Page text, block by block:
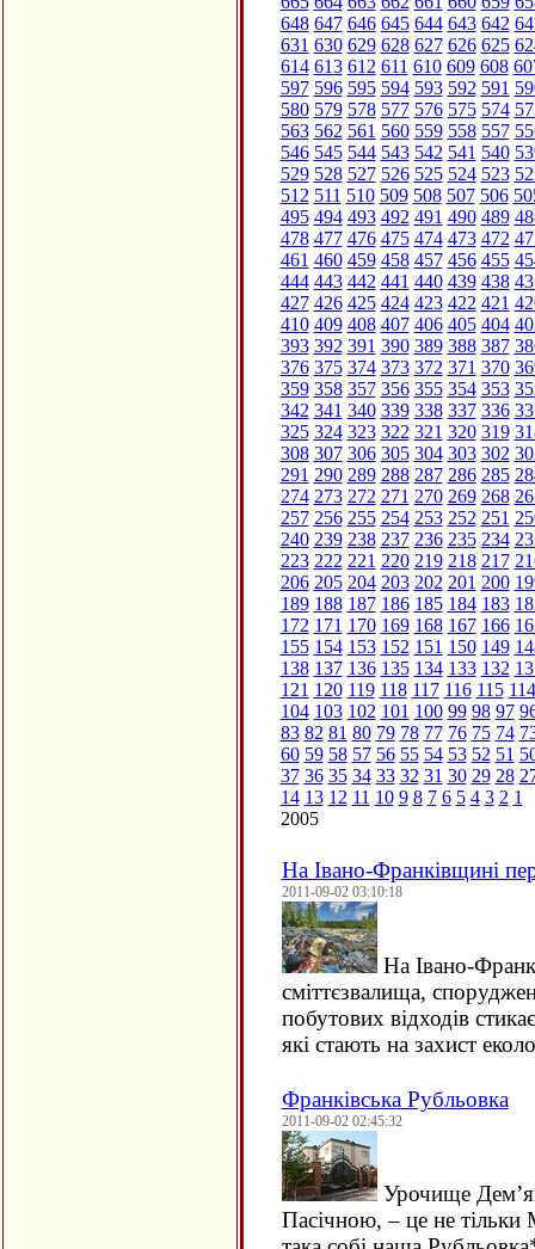
648 647 646 645 644 643 642
631 630 629 628 627 626 625
614 613 612 611 610 609 608
597 596 595 594 593 592 591
580 579 578 577 576 575 574
563 562 561 560 559 558 557
546 545 544 543 542 541 540
529 528 527 526 525 524 523
512 511 510 509 508 507 506
495 494 493 492 491 490 489
478 477 476 475 474 473 472
461 460 459 458 457 456 455
444 443 442 441 440 439 438
427 426 425 424 423 422 421
410 409 408 407 406 405 404
393 392 391 390 389 388 387
376 375 374 373 372 371 370
359 358 357 356 355 354 353
342 341 340 339 338 337 336
325 324 323 322 321 320 319
308 307 306 305 304 303 302
291 290 289 288 287 286 285
274 273 272 271 270 269 268
257 256 255 254 253 252 251
240 239 238 237 236 235 234
223 222 221 220 219 218 217
206 205 204 203 202 201 200
189 188 187 186 185 184 183
172 171 170 169 168 167 166
155 154 153 152 151 150 149
138 137 136 135 134 133 132
121 120 119 118 117 116 115 114
104 103 102 101 100 99 98 97
83 82 81 80 79 78 77 76 75 74
60 59 58 57 56 55 54 53 52 51
37 36 35 34 33 32 31 30 29 28
14 13 12 11 10 9 8 7 6 5 4 3 2 1
2005
На Івано-Франківщині
2011-09-02 03:10:18
На Івано-
сміттєзвалища,
побутових відходів
які стають на захист
Франківська Рубльовка
2011-09-02 02:45:32
Урочище
Пасічною, – це не